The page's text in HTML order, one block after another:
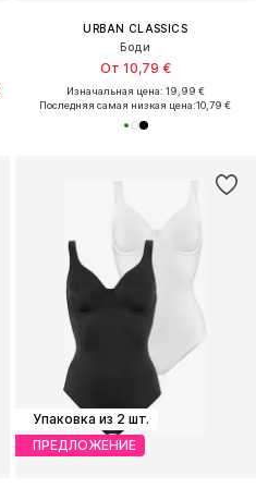
URBAN CLASSICS
Боди
От 10,79 €
Изначальная цена: 19,99 €
Последняя самая низкая цена:10,79 €
Упаковка из 2 шт.
ПРЕДЛОЖЕНИЕ